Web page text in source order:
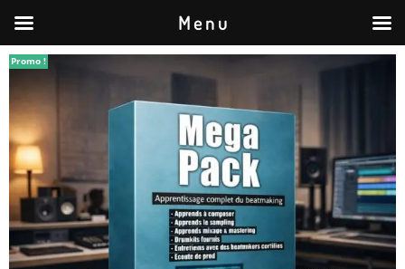
Promo !
M e n u